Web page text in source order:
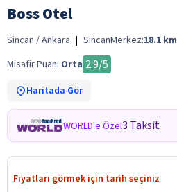
Boss Otel
Sincan / Ankara | SincanMerkez:18.1 km
Misafir Puanı Orta 2.9/5
Haritada Gör
WORLD'e Özel3 Taksit
Fiyatları görmek için tarih seçiniz